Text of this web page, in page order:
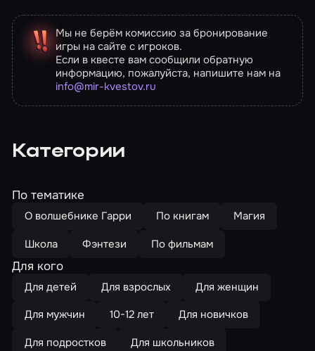
Мы не берём комиссию за бронирование
игры на сайте с игроков.
Если в квесте вам сообщили обратную
информацию, пожалуйста, напишите нам на
info@mir-kvestov.ru
Категории
По тематике
О волшебнике Гарри По книгам
Магия
Школа
Фэнтези По фильмам
Для кого
Для детей Для взрослых
Для женщин
Для мужчин
10-12 лет
Для новичков
Для подростков
Для школьников